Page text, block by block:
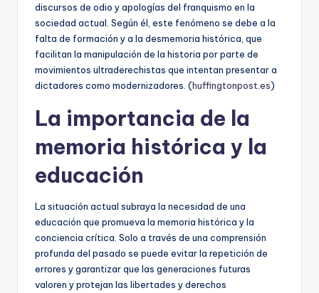
discursos de odio y apologías del franquismo en la
sociedad actual. Según él, este fenómeno se debe a la
falta de formación y a la desmemoria histórica, que
facilitan la manipulación de la historia por parte de
movimientos ultraderechistas que intentan presentar a
dictadores como modernizadores. (huffingtonpost.es)
La importancia de la
memoria histórica y la
educación
La situación actual subraya la necesidad de una
educación que promueva la memoria histórica y la
conciencia crítica. Solo a través de una comprensión
profunda del pasado se puede evitar la repetición de
errores y garantizar que las generaciones futuras
valoren y protejan las libertades y derechos